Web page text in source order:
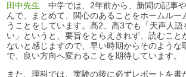
田中先生 中学では、2年前から、新聞の記事
んで、まとめて、関心のあることをホームルー
うことをしています。高2、高3でも「天声人語
い」というと、要旨をとらえきれず、読むこと
ないと感じますので、早い時期からそのような
で、良い方向へ変わることを期待しています。
また、理科では、実験の後に必ずレポートを書